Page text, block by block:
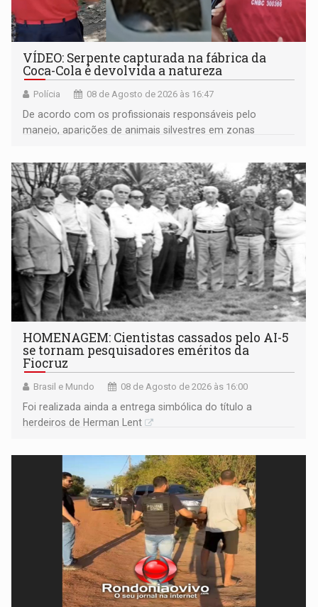
VÍDEO: Serpente capturada na fábrica da
Coca-Cola é devolvida a natureza
Polícia 08 de Agosto de 2026 às 16:47
De acordo com os profissionais responsáveis pelo
manejo, aparições de animais silvestres em zonas
HOMENAGEM: Cientistas cassados pelo AI-5
se tornam pesquisadores eméritos da
Fiocruz
Brasil e Mundo 08 de Agosto de 2026 às 16:00
Foi realizada ainda a entrega simbólica do título a
herdeiros de Herman Lent